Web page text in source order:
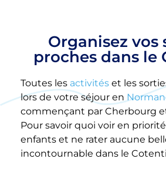
Organisez vos
proches dans le
Toutes les activités et les
lors de votre séjour en
commençant par Cherbourg
Pour savoir quoi voir en
enfants et ne rater aucune
incontournable dans le